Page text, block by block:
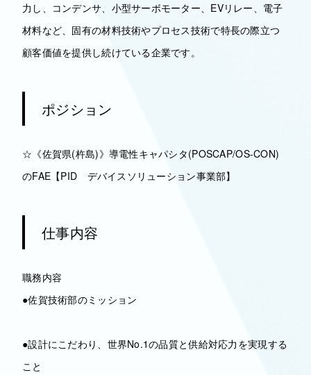
力し、コンデンサ、小型サーボモーター、EVリレー、電子
材料など、固有の材料技術やプロセス技術で特長の際立つ
顧客価値を提供し続けている企業です。
ポジション
☆《佐賀県(杵島)》導電性キャパシタ(POSCAP/OS-CON)
のFAE【PID デバイスソリューション事業部】
仕事内容
職務内容
●佐賀技術部のミッション
●設計にこだわり、世界No.1の品質と供給対応力を実現する
こと